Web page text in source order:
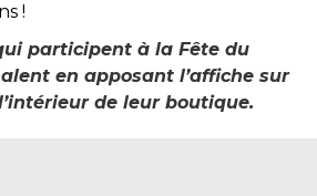
!
participent à la Fête du
en apposant l’affiche sur
de leur boutique.